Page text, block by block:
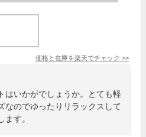
価格と在庫を楽天でチェック >>
はいかがでしょうか。とても軽
なのでゆったりリラックスして
す。